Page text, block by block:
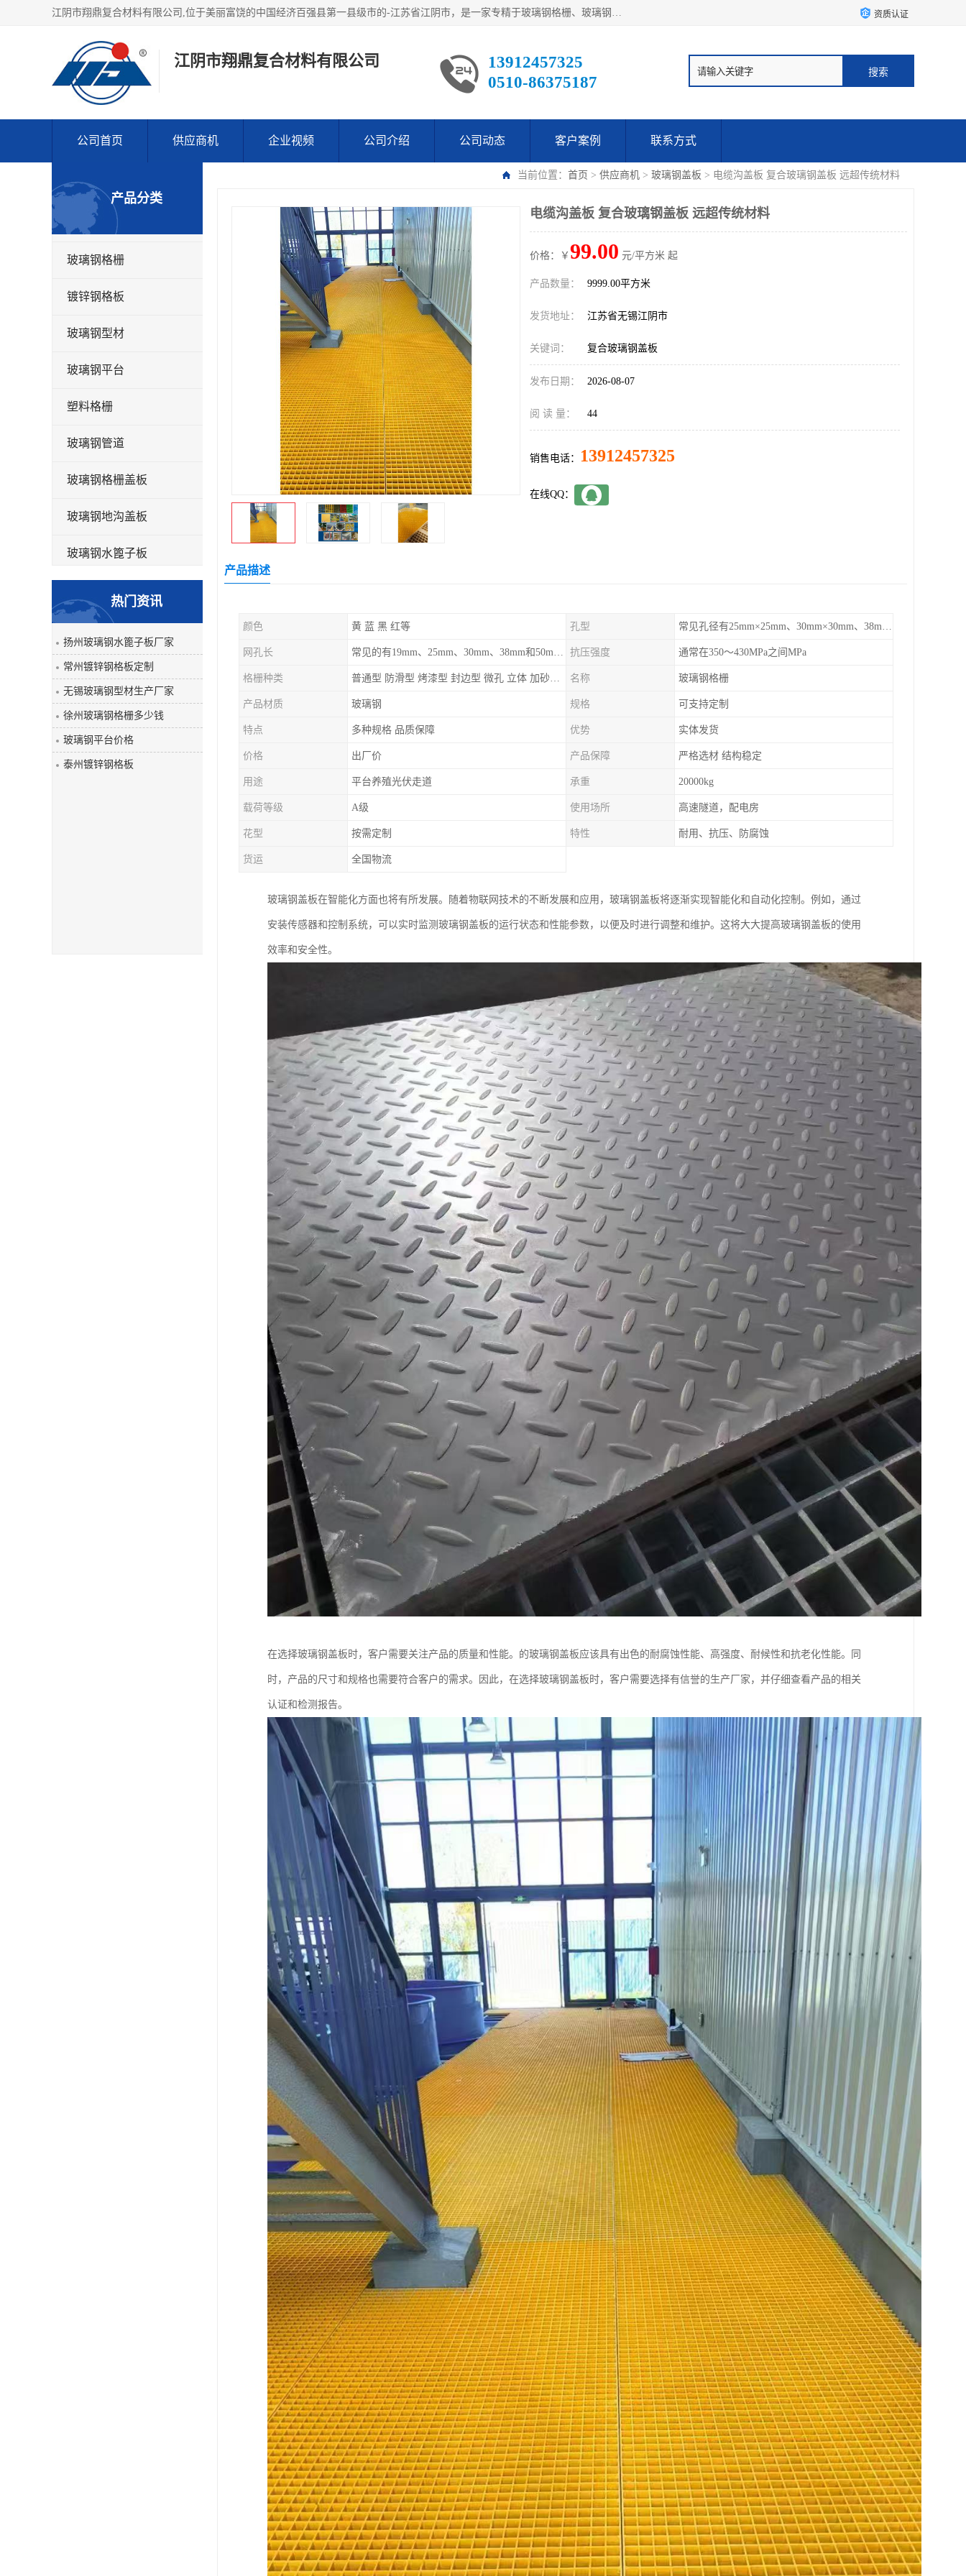
江阴市翔鼎复合材料有限公司,位于美丽富饶的中国经济百强县第一县级市的-江苏省江阴市，是一家专精于玻璃钢格栅、玻璃钢新材料,镀锌钢格板，机械设备生产制造及研发的科技型企业；公司产品已销往了世界多个国家和地区，公司人决心加倍努力愿与广大社会同仁精诚合作共创辉煌！ 资质认证
江阴市翔鼎复合材料有限公司
13912457325
0510-86375187
公司首页 供应商机 企业视频 公司介绍 公司动态 客户案例 联系方式
当前位置： 首页 > 供应商机 > 玻璃钢盖板 > 电缆沟盖板 复合玻璃钢盖板 远超传统材料
产品分类
玻璃钢格栅
镀锌钢格板
玻璃钢型材
玻璃钢平台
塑料格栅
玻璃钢管道
玻璃钢格栅盖板
玻璃钢地沟盖板
玻璃钢水篦子板
玻璃钢平板
玻璃钢盖板
热门资讯
扬州玻璃钢水篦子板厂家
常州镀锌钢格板定制
无锡玻璃钢型材生产厂家
徐州玻璃钢格栅多少钱
玻璃钢平台价格
泰州镀锌钢格板
电缆沟盖板 复合玻璃钢盖板 远超传统材料
价格：￥ 99.00 元/平方米 起
产品数量： 9999.00平方米
发货地址： 江苏省无锡江阴市
关键词： 复合玻璃钢盖板
发布日期： 2026-08-07
阅 读 量： 44
销售电话： 13912457325
在线QQ：
产品描述
颜色 黄 蓝 黑 红等 孔型 常见孔径有25mm×25mm、30mm×30mm、38mm×38mm等,
网孔长 常见的有19mm、25mm、30mm、38mm和50mm等 抗压强度 通常在350～430MPa之间MPa
格栅种类 普通型 防滑型 ‌烤漆型 封边型 ‌微孔 立体 加砂覆面型 平面型 名称 玻璃钢格栅
产品材质 玻璃钢 规格 可支持定制
特点 多种规格 品质保障 优势 实体发货
价格 出厂价 产品保障 严格选材 结构稳定
用途 平台养殖光伏走道 承重 20000kg
载荷等级 A级 使用场所 高速隧道，配电房
花型 按需定制 特性 耐用、抗压、防腐蚀
货运 全国物流
玻璃钢盖板在智能化方面也将有所发展。随着物联网技术的不断发展和应用，玻璃钢盖板将逐渐实现智能化和自动化控制。例如，通过
安装传感器和控制系统，可以实时监测玻璃钢盖板的运行状态和性能参数，以便及时进行调整和维护。这将大大提高玻璃钢盖板的使用
效率和安全性。
在选择玻璃钢盖板时，客户需要关注产品的质量和性能。的玻璃钢盖板应该具有出色的耐腐蚀性能、高强度、耐候性和抗老化性能。同
时，产品的尺寸和规格也需要符合客户的需求。因此，在选择玻璃钢盖板时，客户需要选择有信誉的生产厂家，并仔细查看产品的相关
认证和检测报告。